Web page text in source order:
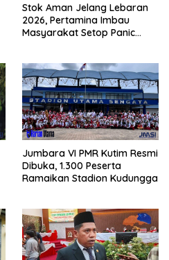
Stok Aman Jelang Lebaran
2026, Pertamina Imbau
Masyarakat Setop Panic
Jumbara VI PMR Kutim Resmi
Dibuka, 1.300 Peserta
Ramaikan Stadion Kudungga